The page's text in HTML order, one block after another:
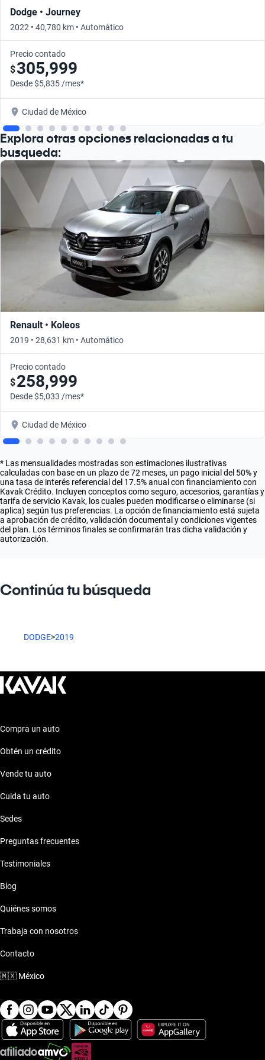
Dodge • Journey
2022 • 40,780 km • Automático
Precio contado
$305,999
Desde $5,835 /mes*
Ciudad de México
Explora otras opciones relacionadas a tu
busqueda:
Renault • Koleos
2019 • 28,631 km • Automático
Precio contado
$258,999
Desde $5,033 /mes*
Ciudad de México
* Las mensualidades mostradas son estimaciones ilustrativas
calculadas con base en un plazo de 72 meses, un pago inicial del 50% y
una tasa de interés referencial del 17.5% anual con financiamiento con
Kavak Crédito. Incluyen conceptos como seguro, accesorios, garantías y
tarifa de servicio Kavak, los cuales pueden modificarse o eliminarse (si
aplica) según tus preferencias. La opción de financiamiento está sujeta
a aprobación de crédito, validación documental y condiciones vigentes
del plan. Los términos finales se confirmarán tras dicha validación y
autorización.
Continúa tu búsqueda
DODGE>2019
Compra un auto
Obtén un crédito
Vende tu auto
Cuida tu auto
Sedes
Preguntas frecuentes
Testimoniales
Blog
Quiénes somos
Trabaja con nosotros
Contacto
🇲🇽 México